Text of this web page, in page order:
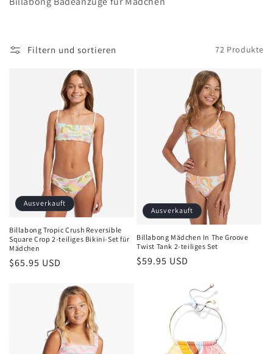
o
Filtern und sortieren 72 Produkte
Ausverkauft
Billabong Tropic Crush Reversible
Square Crop 2-teiliges Bikini-Set für
Mädchen
Normaler
$65.95 USD
Ausverkauft
Billabong Mädchen In The Groove
Twist Tank 2-teiliges Set
Normaler
$59.95 USD